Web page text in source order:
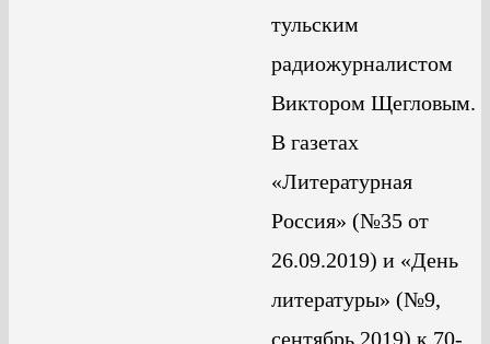
тульским
радиожурналистом
Виктором Щегловым.
В газетах
«Литературная
Россия» (№35 от
26.09.2019) и «День
литературы» (№9,
сентябрь 2019) к 70-